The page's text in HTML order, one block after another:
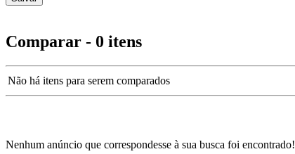
Comparar - 0 itens
Não há itens para serem comparados
Nenhum anúncio que correspondesse à sua busca foi encontrado!